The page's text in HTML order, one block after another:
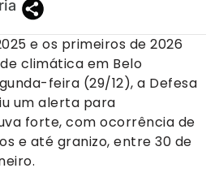
e os primeiros de 2026
climática em Belo
feira (29/12), a Defesa
um alerta para
forte, com ocorrência de
e até granizo, entre 30 de